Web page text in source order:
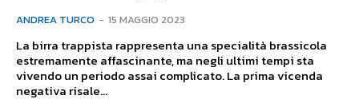
ANDREA TURCO - 15 MAGGIO 2023
La birra trappista rappresenta una specialità brassicola
estremamente affascinante, ma negli ultimi tempi sta
vivendo un periodo assai complicato. La prima vicenda
negativa risale...